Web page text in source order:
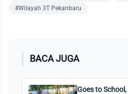
#Wilayah 3T Pekanbaru
BACA JUGA
Goes to